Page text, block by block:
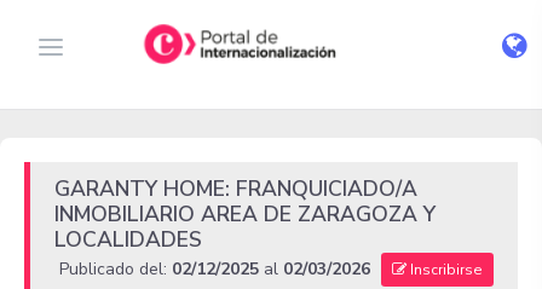
GARANTY HOME: FRANQUICIADO/A
INMOBILIARIO AREA DE ZARAGOZA Y
LOCALIDADES
Publicado del: 02/12/2025 al 02/03/2026 Inscribirse